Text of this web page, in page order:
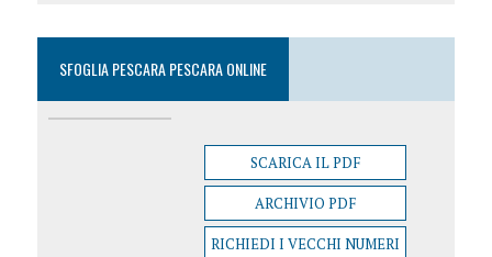
SFOGLIA PESCARA PESCARA ONLINE
SCARICA IL PDF
ARCHIVIO PDF
RICHIEDI I VECCHI NUMERI